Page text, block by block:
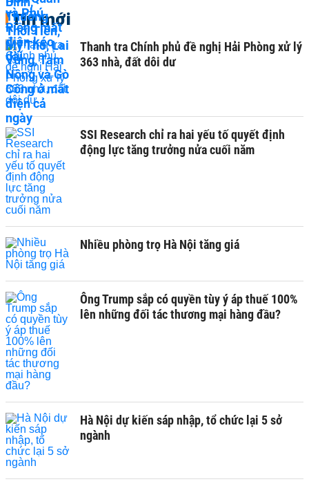
Tin mới
Thanh tra Chính phủ đề nghị Hải Phòng xử lý
363 nhà, đất dôi dư
SSI Research chỉ ra hai yếu tố quyết định
động lực tăng trưởng nửa cuối năm
Nhiều phòng trọ Hà Nội tăng giá
Ông Trump sắp có quyền tùy ý áp thuế 100%
lên những đối tác thương mại hàng đầu?
Hà Nội dự kiến sáp nhập, tổ chức lại 5 sở
ngành